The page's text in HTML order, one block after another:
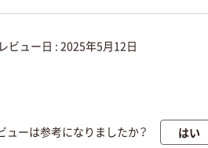
レビュー日 : 2025年5月12日
ューは参考になりましたか？ はい